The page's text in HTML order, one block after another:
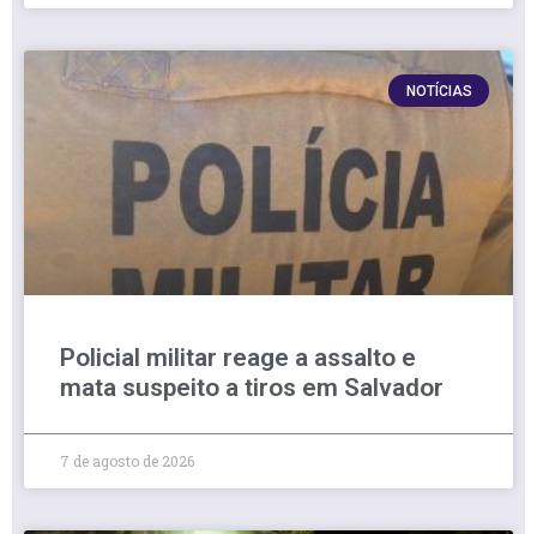
NOTÍCIAS
Policial militar reage a assalto e
mata suspeito a tiros em Salvador
7 de agosto de 2026